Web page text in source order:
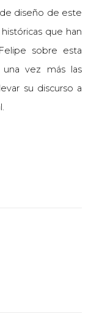
diseño de este
que han
sobre esta
vez más las
su discurso a